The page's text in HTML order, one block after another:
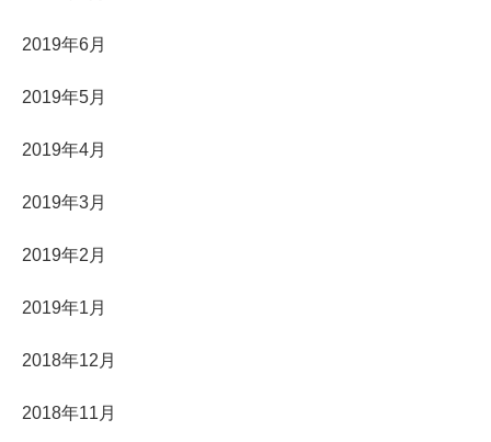
2019年6月
2019年5月
2019年4月
2019年3月
2019年2月
2019年1月
2018年12月
2018年11月